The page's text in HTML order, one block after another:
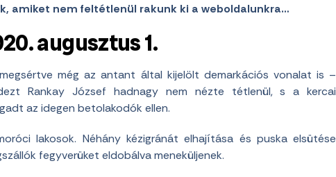
amiket nem feltétlenül rakunk ki a weboldalunkra…
augusztus 1.
még az antant által kijelölt demarkációs vonalat is –
Rankay József hadnagy nem nézte tétlenül, s a kercai
az idegen betolakodók ellen.
lakosok. Néhány kézigránát elhajítása és puska elsütése
fegyverüket eldobálva meneküljenek.